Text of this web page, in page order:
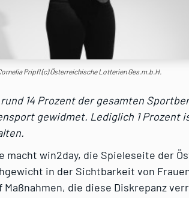
Pripfl (c) Österreichische Lotterien Ges.m.b.H.
14 Prozent der gesamten
gewidmet. Lediglich 1 Prozent
macht win2day, die Spieleseite der
in der Sichtbarkeit von
die diese Diskrepanz